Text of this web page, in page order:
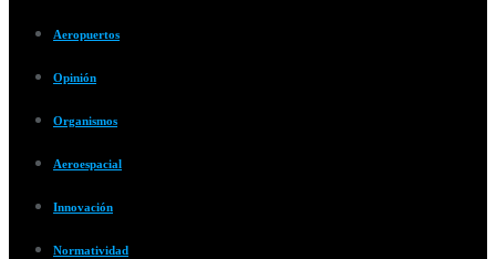
Aeropuertos
Opinión
Organismos
Aeroespacial
Innovación
Normatividad